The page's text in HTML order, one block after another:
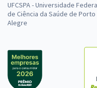
UFCSPA - Universidade
de Ciência da Saúde de Porto
Alegre